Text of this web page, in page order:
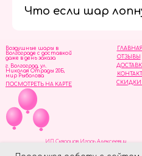
Что если шар
ОТЗЫВЫ
ГЛАВНАЯ
СКИДКИ
Воздушные шары в
Волгограде с доставкой
даже в день заказа
г. Волгоград, ул.
Николая Отрады 20Б,
мир Рыболова
ПОСМОТРЕТЬ НА КАРТЕ
ИП Скворцов Игорь Алексеевич